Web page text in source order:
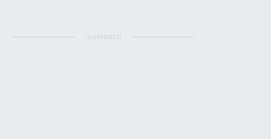
ΔΙΑΦΗΜΙΣΗ